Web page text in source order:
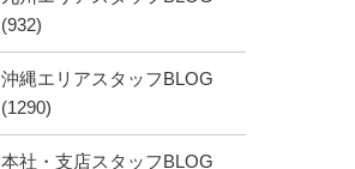
(932)
沖縄エリアスタッフBLOG
(1290)
本社・支店スタッフBLOG